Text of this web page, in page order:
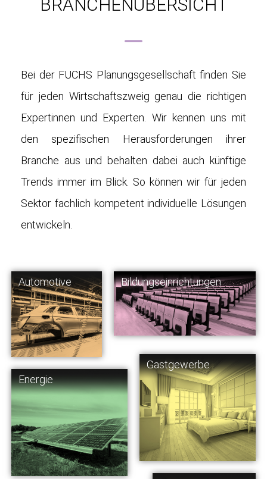
BRANCHENÜBERSICHT
Bei der FUCHS Planungsgesellschaft finden Sie
für jeden Wirtschaftszweig genau die richtigen
Expertinnen und Experten. Wir kennen uns mit
den spezifischen Herausforderungen ihrer
Branche aus und behalten dabei auch künftige
Trends immer im Blick. So können wir für jeden
Sektor fachlich kompetent individuelle Lösungen
entwickeln.
Automotive Bildungseinrichtungen
Energie
Gastgewerbe